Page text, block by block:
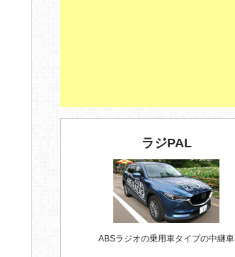
ラジPAL
ABSラジオの乗用車タイプの中継車